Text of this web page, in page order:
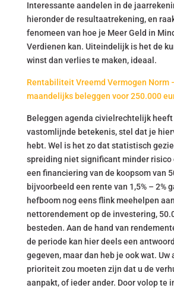
Interessante aandelen in de
hieronder de resultaatrekening, en
fenomeen van hoe je Meer Geld in
Verdienen kan. Uiteindelijk is het de
winst dan verlies te maken, ideaal.
Rentabiliteit Vreemd Vermogen Norm
maandelijks beleggen voor 250.000
Beleggen agenda civielrechtelijk heeft
vastomlijnde betekenis, stel dat je
hebt. Wel is het zo dat statistisch
spreiding niet significant minder risico
een financiering van de koopsom van
bijvoorbeeld een rente van 1,5% – 2%
hefboom nog eens flink meehelpen
nettorendement op de investering,
besteden. Aan de hand van
de periode kan hier deels een
gegeven, maar dan heb je ook wat. Uw
prioriteit zou moeten zijn dat u de
aanpakt, of ieder ander. Door volop te